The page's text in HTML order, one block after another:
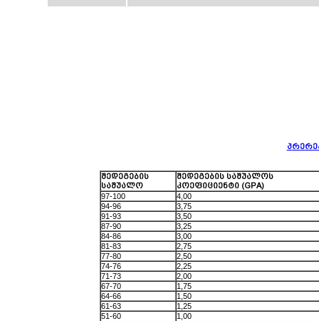
შედეგების
საშუალო
შედეგების საშუალოს
კოეფიციენტი (GPA)
97-100
4,00
94-96
3,75
91-93
3,50
87-90
3,25
84-86
3,00
81-83
2,75
77-80
2,50
74-76
2,25
71-73
2,00
67-70
1,75
64-66
1,50
61-63
1,25
51-60
1,00